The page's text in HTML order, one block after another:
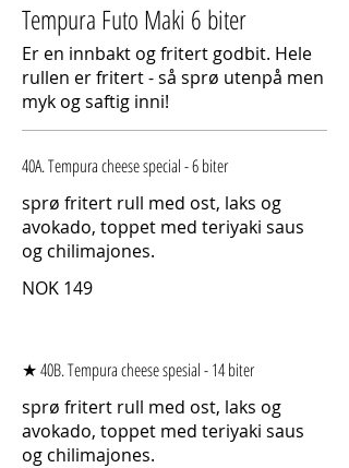
Tempura Futo Maki 6 biter
Er en innbakt og fritert godbit. Hele
rullen er fritert - så sprø utenpå men
myk og saftig inni!
40A. Tempura cheese special - 6 biter
sprø fritert rull med ost, laks og
avokado, toppet med teriyaki saus
og chilimajones.
NOK 149
★ 40B. Tempura cheese spesial - 14 biter
sprø fritert rull med ost, laks og
avokado, toppet med teriyaki saus
og chilimajones.